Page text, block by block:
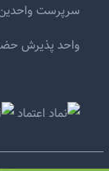
سرپرست واحدین
واحد پذیرش حضوری